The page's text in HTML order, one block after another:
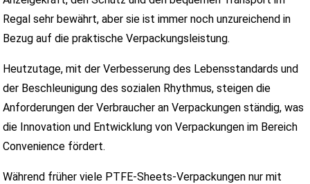
Regal sehr bewährt, aber sie ist immer noch unzureichend in
Bezug auf die praktische Verpackungsleistung.
Heutzutage, mit der Verbesserung des Lebensstandards und
der Beschleunigung des sozialen Rhythmus, steigen die
Anforderungen der Verbraucher an Verpackungen ständig, was
die Innovation und Entwicklung von Verpackungen im Bereich
Convenience fördert.
Während früher viele PTFE-Sheets-Verpackungen nur mit